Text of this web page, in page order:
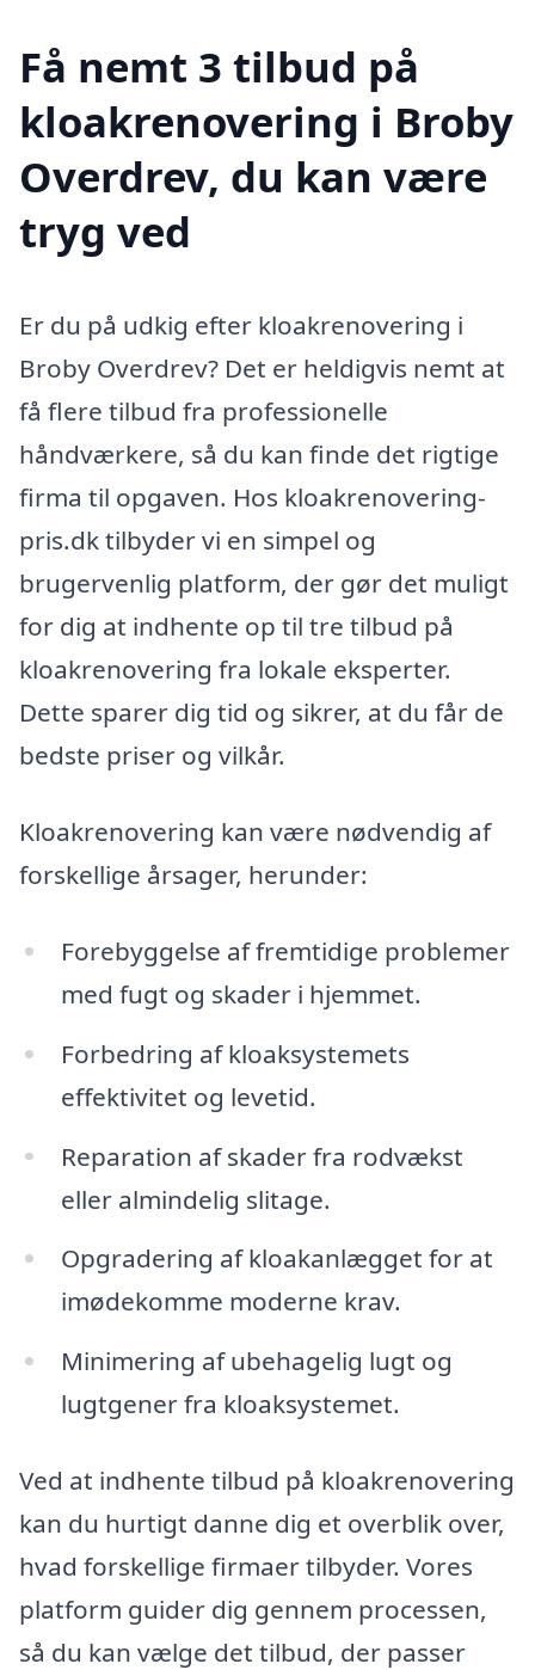
Få nemt 3 tilbud på
kloakrenovering i Broby
Overdrev, du kan være
tryg ved
Er du på udkig efter kloakrenovering i
Broby Overdrev? Det er heldigvis nemt at
få flere tilbud fra professionelle
håndværkere, så du kan finde det rigtige
firma til opgaven. Hos kloakrenovering-
pris.dk tilbyder vi en simpel og
brugervenlig platform, der gør det muligt
for dig at indhente op til tre tilbud på
kloakrenovering fra lokale eksperter.
Dette sparer dig tid og sikrer, at du får de
bedste priser og vilkår.
Kloakrenovering kan være nødvendig af
forskellige årsager, herunder:
Forebyggelse af fremtidige problemer
med fugt og skader i hjemmet.
Forbedring af kloaksystemets
effektivitet og levetid.
Reparation af skader fra rodvækst
eller almindelig slitage.
Opgradering af kloakanlægget for at
imødekomme moderne krav.
Minimering af ubehagelig lugt og
lugtgener fra kloaksystemet.
Ved at indhente tilbud på kloakrenovering
kan du hurtigt danne dig et overblik over,
hvad forskellige firmaer tilbyder. Vores
platform guider dig gennem processen,
så du kan vælge det tilbud, der passer